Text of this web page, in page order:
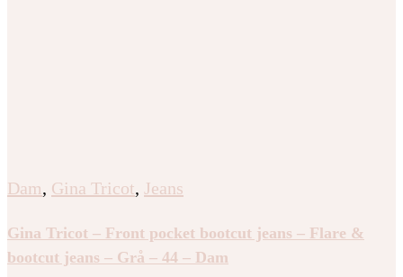
Dam, Gina Tricot, Jeans
Gina Tricot – Front pocket bootcut jeans – Flare &
bootcut jeans – Grå – 44 – Dam